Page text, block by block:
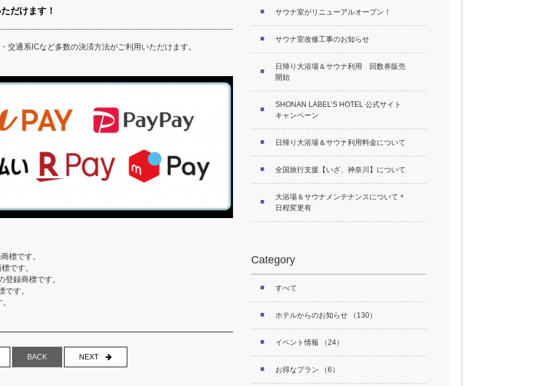
だけます！
交通系ICなど多数の決済方法がご利用いただけます。
標です。
です。
登録商標です。
です。
BACK NEXT
サウナ室がリニューアルオープン！
サウナ室改修工事のお知らせ
日帰り大浴場＆サウナ利用 回数券販売
開始
SHONAN LABEL’S HOTEL 公式サイト
キャンペーン
日帰り大浴場＆サウナ利用料金について
全国旅行支援【いざ、神奈川】について
大浴場＆サウナメンテナンスについて＊
日程変更有
Category
すべて
ホテルからのお知らせ （130）
イベント情報 （24）
お得なプラン （6）